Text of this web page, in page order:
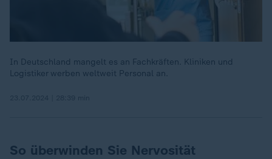
In Deutschland mangelt es an Fachkräften. Kliniken und
Logistiker werben weltweit Personal an.
So überwinden Sie Nervosität